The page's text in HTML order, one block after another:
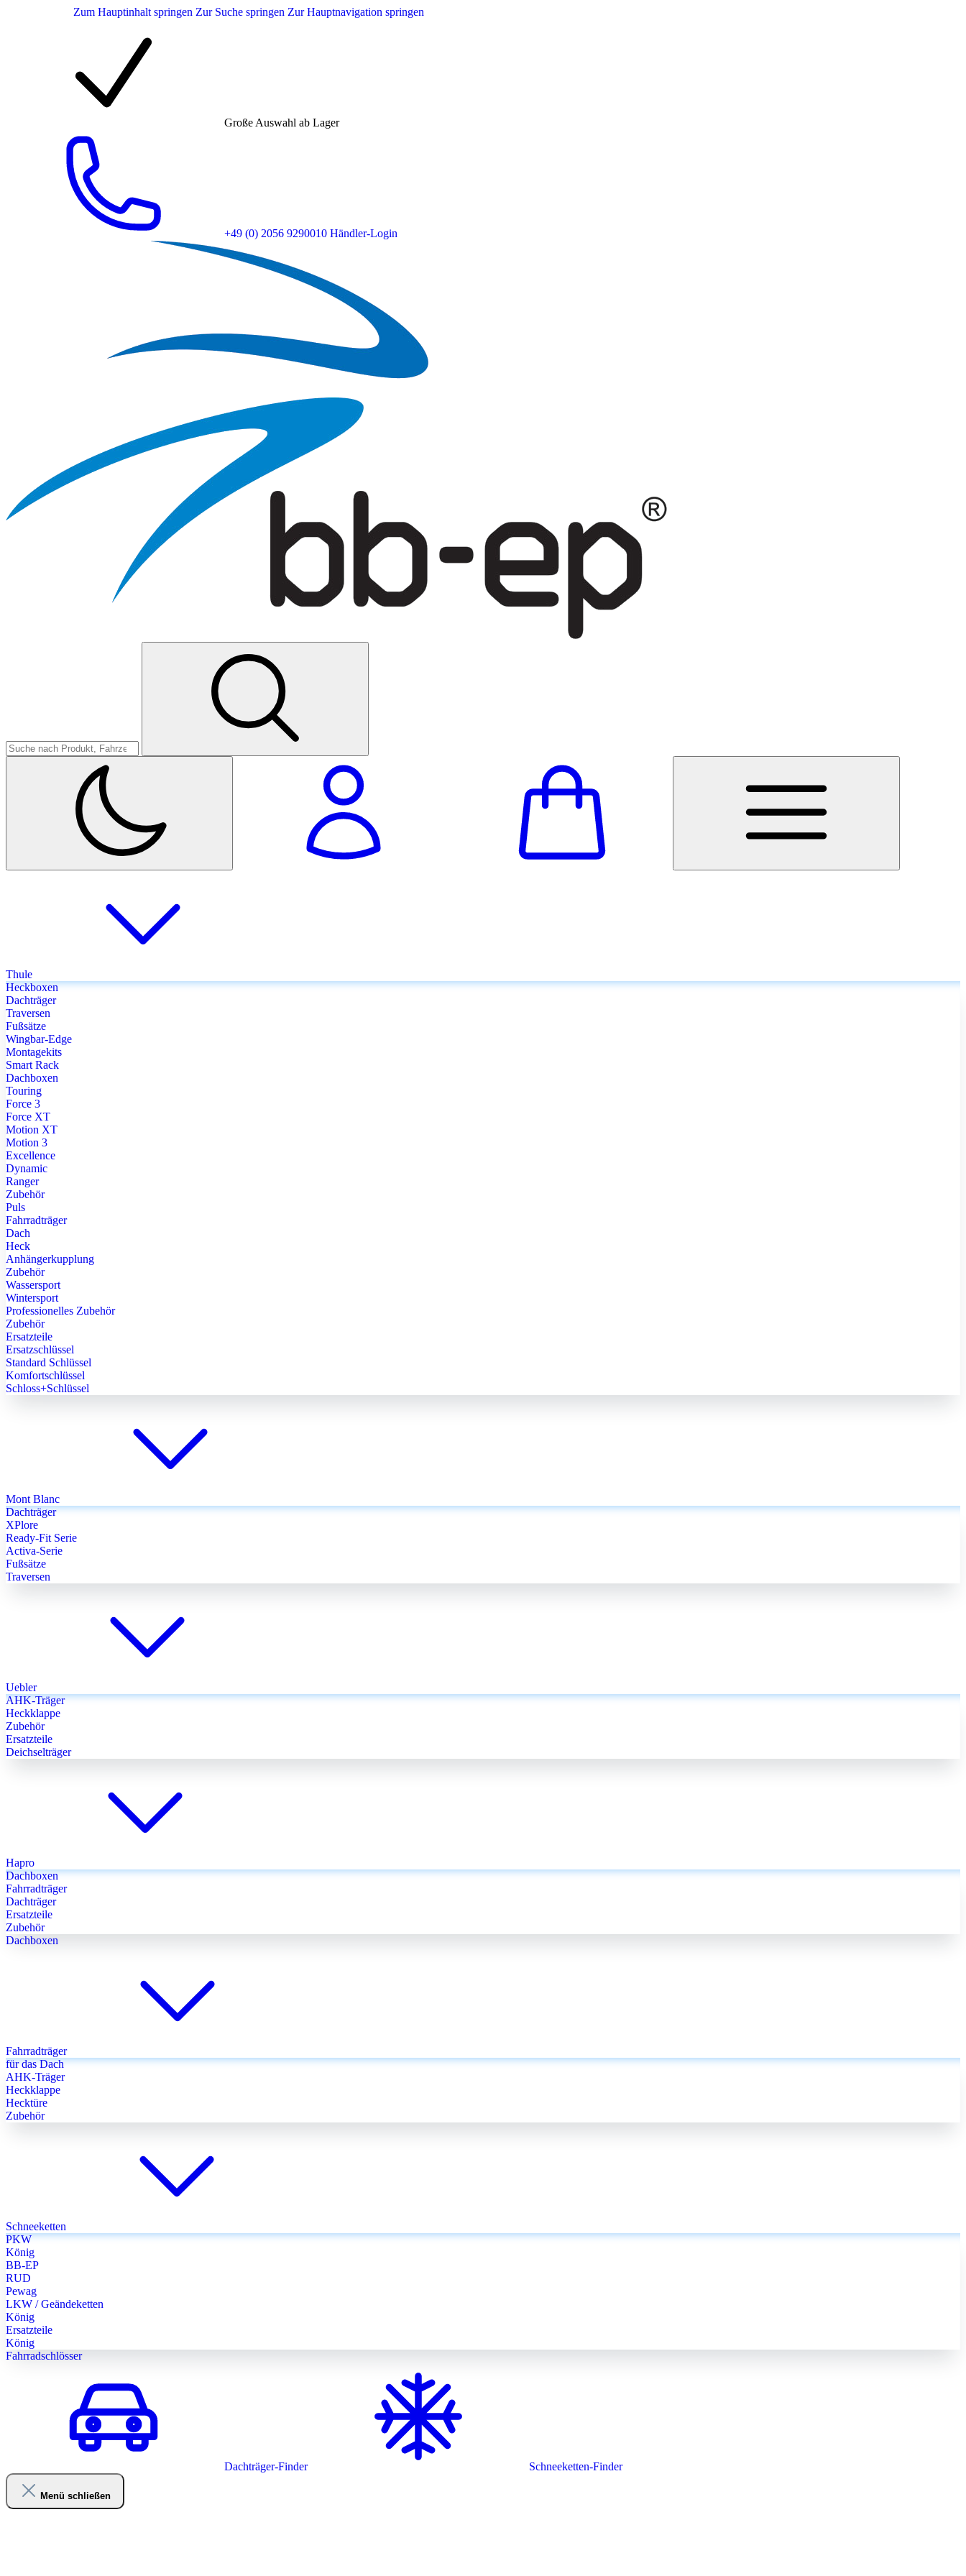
Zum Hauptinhalt springen Zur Suche springen Zur Hauptnavigation springen
Große Auswahl ab Lager
+49 (0) 2056 9290010 Händler-Login
Thule
Heckboxen
Dachträger
Traversen
Fußsätze
Wingbar-Edge
Montagekits
Smart Rack
Dachboxen
Touring
Force 3
Force XT
Motion XT
Motion 3
Excellence
Dynamic
Ranger
Zubehör
Puls
Fahrradträger
Dach
Heck
Anhängerkupplung
Zubehör
Wassersport
Wintersport
Professionelles Zubehör
Zubehör
Ersatzteile
Ersatzschlüssel
Standard Schlüssel
Komfortschlüssel
Schloss+Schlüssel
Mont Blanc
Dachträger
XPlore
Ready-Fit Serie
Activa-Serie
Fußsätze
Traversen
Uebler
AHK-Träger
Heckklappe
Zubehör
Ersatzteile
Deichselträger
Hapro
Dachboxen
Fahrradträger
Dachträger
Ersatzteile
Zubehör
Dachboxen
Fahrradträger
für das Dach
AHK-Träger
Heckklappe
Hecktüre
Zubehör
Schneeketten
PKW
König
BB-EP
RUD
Pewag
LKW / Geändeketten
König
Ersatzteile
König
Fahrradschlösser
Dachträger-Finder Schneeketten-Finder
Menü schließen